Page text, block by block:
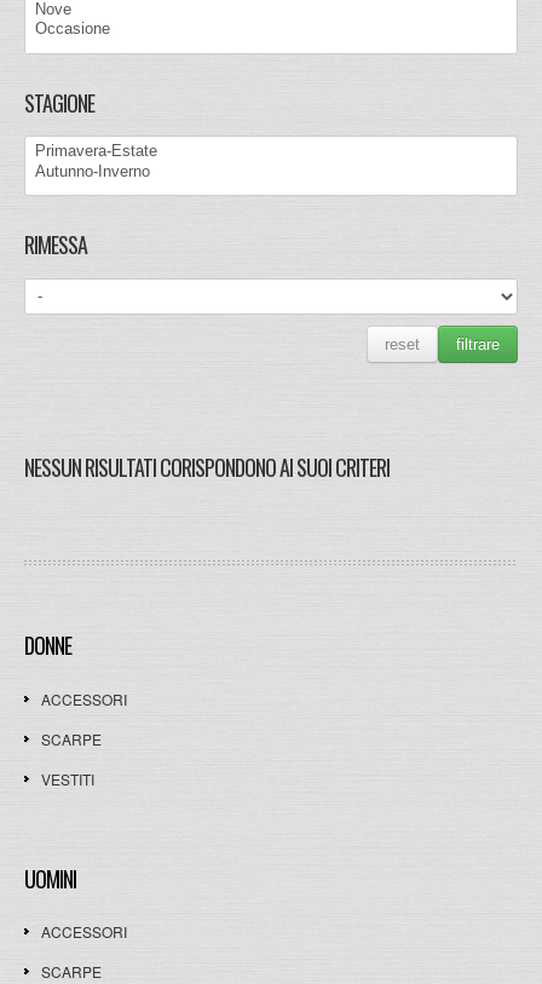
STAGIONE
RIMESSA
filtrare
reset
NESSUN RISULTATI CORISPONDONO AI SUOI CRITERI
DONNE
ACCESSORI
SCARPE
VESTITI
UOMINI
ACCESSORI
SCARPE